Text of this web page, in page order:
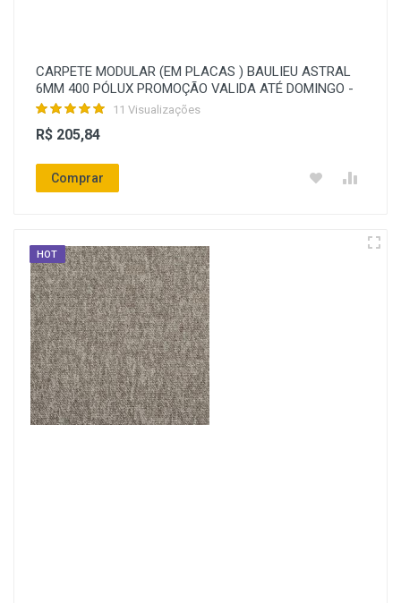
CARPETE MODULAR (EM PLACAS ) BAULIEU ASTRAL
6MM 400 PÓLUX PROMOÇÃO VALIDA ATÉ DOMINGO -
11 Visualizações
R$ 205,84
Comprar
HOT